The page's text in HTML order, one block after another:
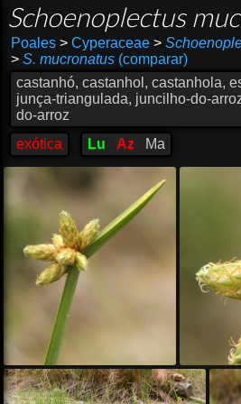
Schoenoplectus
Poales >Cyperaceae >
> S. mucronatus(comparar)
castanhó, castanhol, castanhola,
junça-triangulada, juncilho-do-
do-arroz
exótica
Lu Az Ma